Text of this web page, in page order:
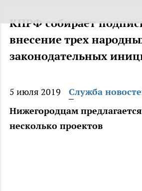
КПРФ собирает
внесение трех
законодательных
5 июля 2019
Служба
Нижегородцам
несколько проектов